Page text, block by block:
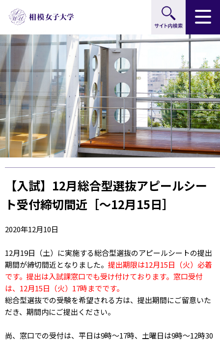
グ
ロ
ー
バ
ル
ナ
ビ
ゲ
ー
シ
ョ
ン
本
文
へ
ロ
ー
カ
ル
ナ
ビ
ゲ
ー
シ
ョ
ン
へ
フ
ッ
タ
ー
へ
【入試】12月総合型選抜アピールシー
ト受付締切間近［～12月15日］
2020年12月10日
12月19日（土）に実施する総合型選抜のアピールシートの提出
期間が締切間近となりました。 提出期限は12月15日（火）必着
です。提出は入試課窓口でも受け付けております。窓口受付
は、12月15日（火）17時までです。
総合型選抜での受験を希望される方は、提出期間にご留意いた
だき、期間内にご提出ください。
尚、窓口での受付は、平日は9時～17時、土曜日は9時～12時30